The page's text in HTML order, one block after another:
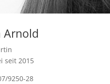
Arnold
seit 2015
9250-28